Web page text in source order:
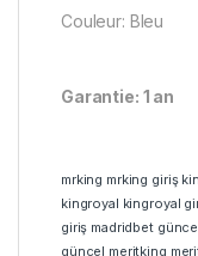
Couleur: Bleu
Garantie: 1 an
mrking mrking giriş
kingroyal kingroyal
giriş madridbet
güncel meritking